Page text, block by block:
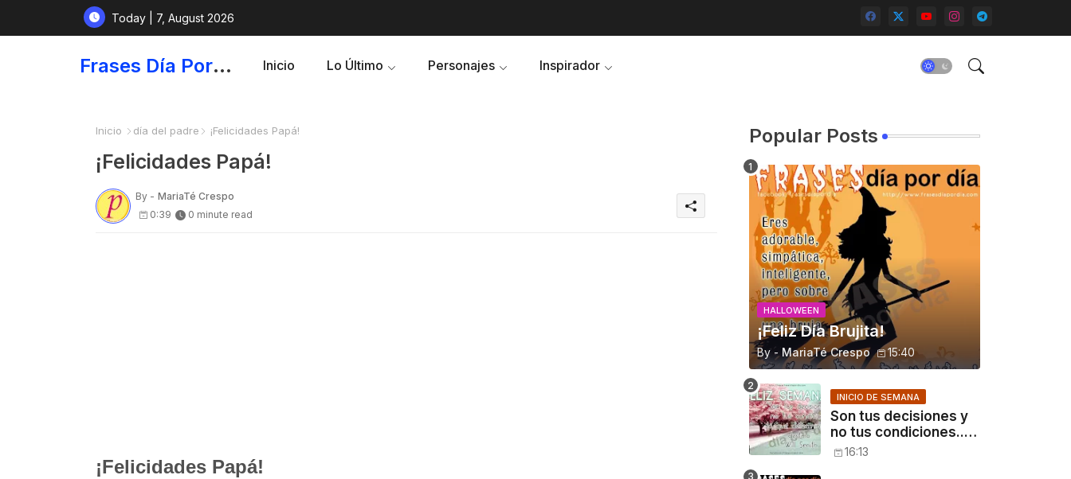
Today | 7, August 2026
Frases Día Por Día - Para Fortalecer el Espíritu Inicio Lo Último Personajes Inspirador
Inicio día del padre ¡Felicidades Papá!
¡Felicidades Papá!
By - MariaTé Crespo
0:39
0 minute read
¡Felicidades Papá!
Popular Posts
HALLOWEEN
¡Feliz Día Brujita!
By - MariaTé Crespo 15:40
INICIO DE SEMANA
Son tus decisiones y
no tus condiciones...
[Will Smith]
16:13